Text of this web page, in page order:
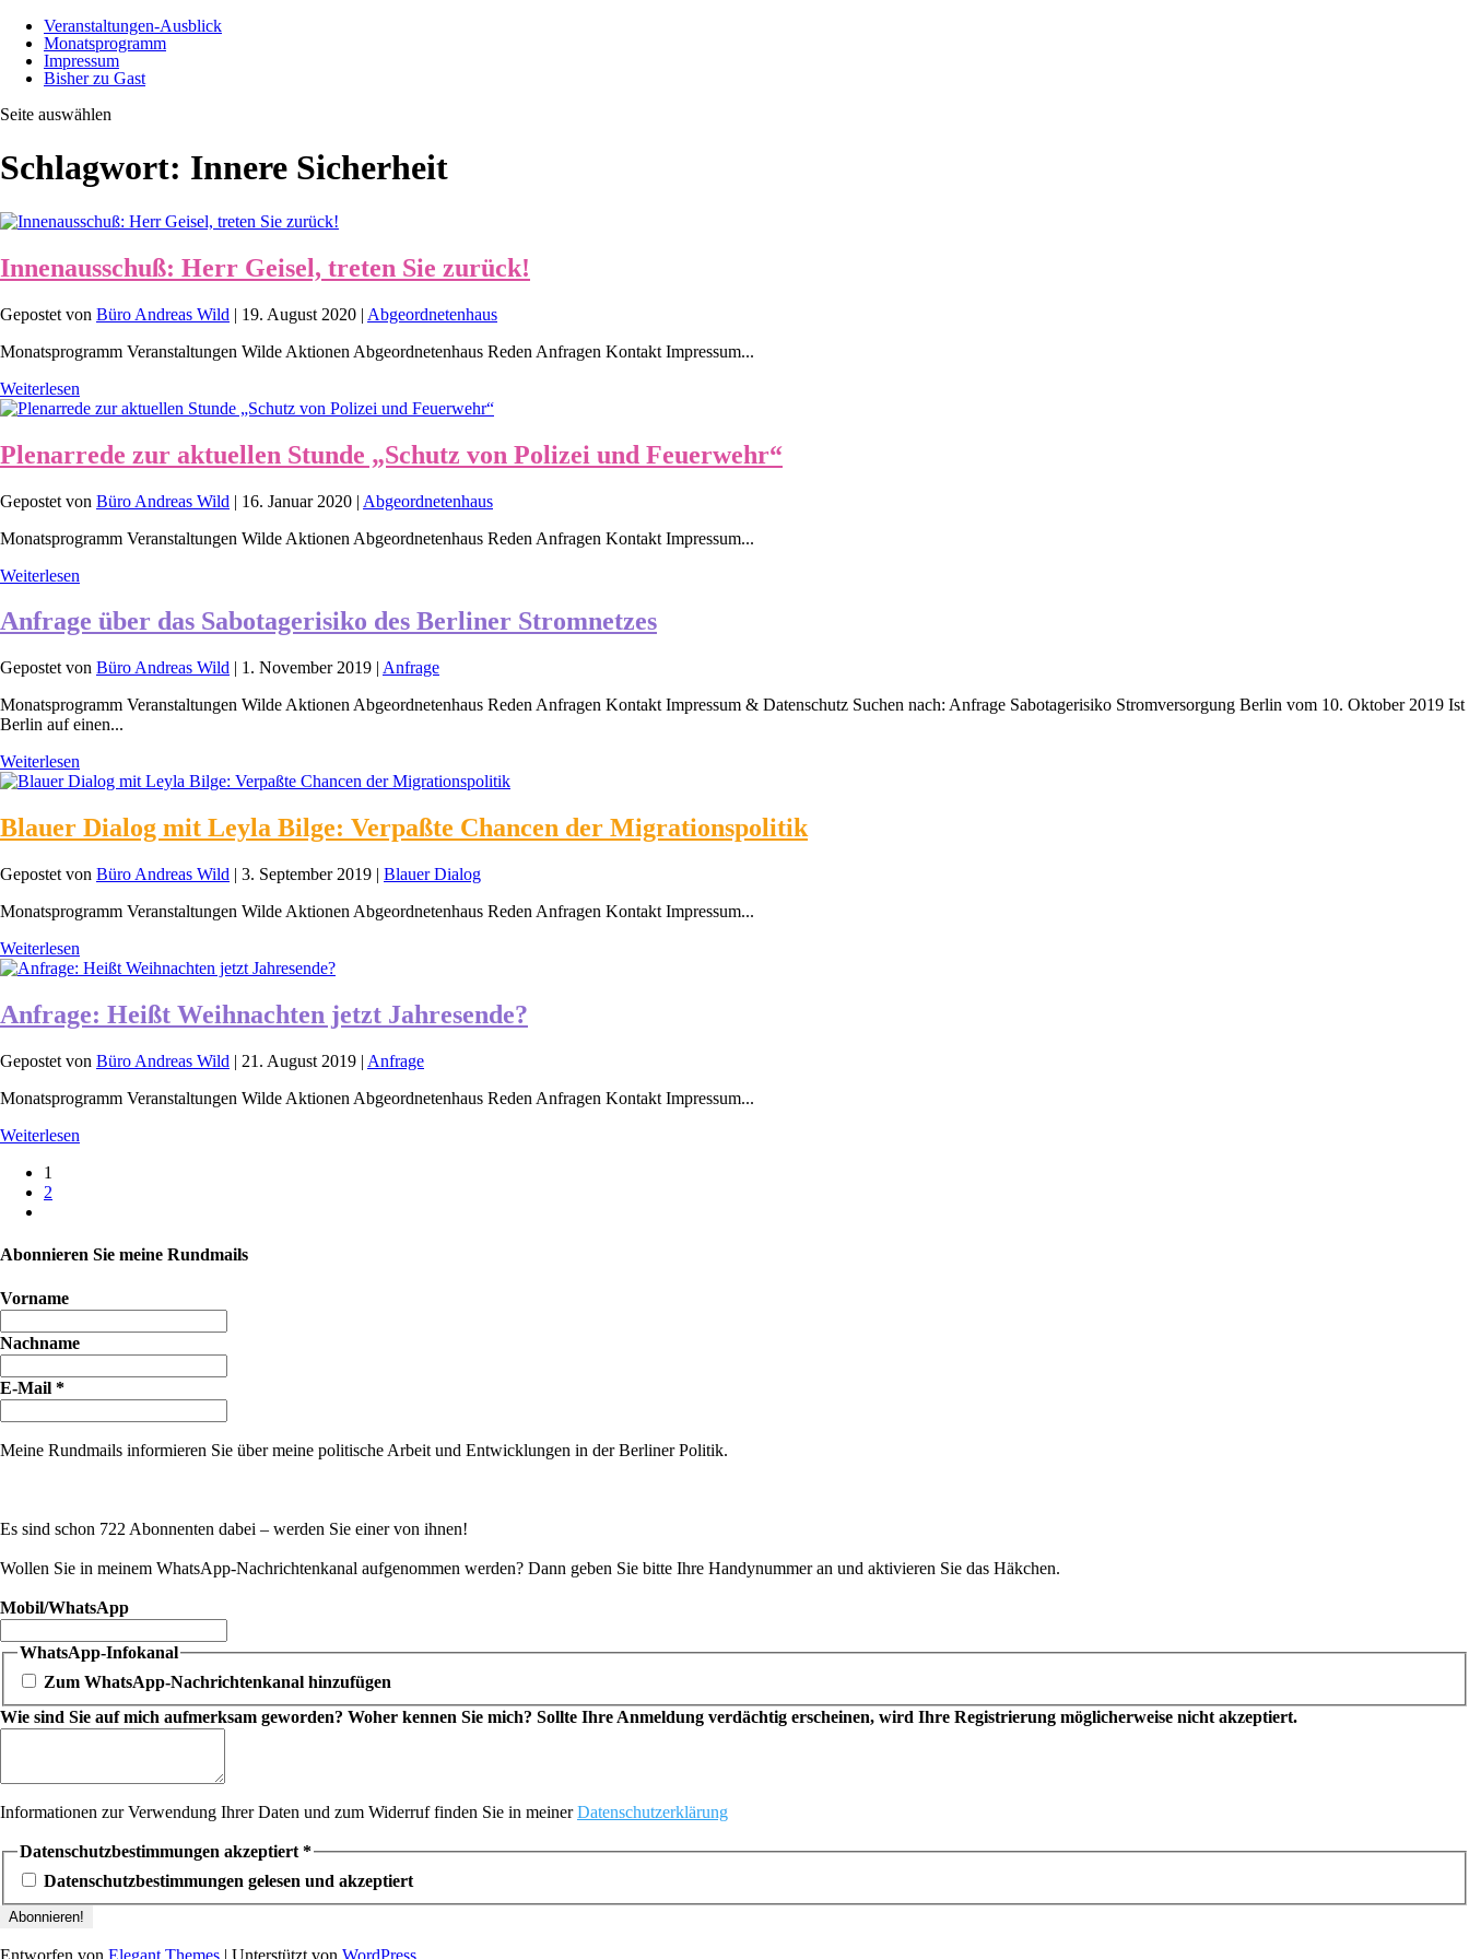
Veranstaltungen-Ausblick
Monatsprogramm
Impressum
Bisher zu Gast
Seite auswählen
Schlagwort: Innere Sicherheit
Innenausschuß: Herr Geisel, treten Sie zurück!
Gepostet von Büro Andreas Wild | 19. August 2020 | Abgeordnetenhaus
Monatsprogramm Veranstaltungen Wilde Aktionen Abgeordnetenhaus Reden Anfragen Kontakt Impressum...
Weiterlesen
Plenarrede zur aktuellen Stunde „Schutz von Polizei und Feuerwehr“
Gepostet von Büro Andreas Wild | 16. Januar 2020 | Abgeordnetenhaus
Monatsprogramm Veranstaltungen Wilde Aktionen Abgeordnetenhaus Reden Anfragen Kontakt Impressum...
Weiterlesen
Anfrage über das Sabotagerisiko des Berliner Stromnetzes
Gepostet von Büro Andreas Wild | 1. November 2019 | Anfrage
Monatsprogramm Veranstaltungen Wilde Aktionen Abgeordnetenhaus Reden Anfragen Kontakt Impressum & Datenschutz Suchen nach: Anfrage Sabotagerisiko Stromversorgung Berlin vom 10. Oktober 2019 Ist
Berlin auf einen...
Weiterlesen
Blauer Dialog mit Leyla Bilge: Verpaßte Chancen der Migrationspolitik
Gepostet von Büro Andreas Wild | 3. September 2019 | Blauer Dialog
Monatsprogramm Veranstaltungen Wilde Aktionen Abgeordnetenhaus Reden Anfragen Kontakt Impressum...
Weiterlesen
Anfrage: Heißt Weihnachten jetzt Jahresende?
Gepostet von Büro Andreas Wild | 21. August 2019 | Anfrage
Monatsprogramm Veranstaltungen Wilde Aktionen Abgeordnetenhaus Reden Anfragen Kontakt Impressum...
Weiterlesen
1
2
Abonnieren Sie meine Rundmails
Vorname
Nachname
E-Mail *
Meine Rundmails informieren Sie über meine politische Arbeit und Entwicklungen in der Berliner Politik.
Es sind schon 722 Abonnenten dabei – werden Sie einer von ihnen!
Wollen Sie in meinem WhatsApp-Nachrichtenkanal aufgenommen werden? Dann geben Sie bitte Ihre Handynummer an und aktivieren Sie das Häkchen.
Mobil/WhatsApp
WhatsApp-Infokanal
Zum WhatsApp-Nachrichtenkanal hinzufügen
Wie sind Sie auf mich aufmerksam geworden? Woher kennen Sie mich? Sollte Ihre Anmeldung verdächtig erscheinen, wird Ihre Registrierung möglicherweise nicht akzeptiert.
Informationen zur Verwendung Ihrer Daten und zum Widerruf finden Sie in meinerDatenschutzerklärung
Datenschutzbestimmungen akzeptiert *
Datenschutzbestimmungen gelesen und akzeptiert
Entworfen von Elegant Themes | Unterstützt von WordPress